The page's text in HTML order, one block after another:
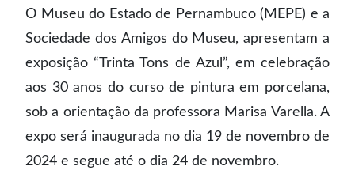
O Museu do Estado de Pernambuco (MEPE) e a
Sociedade dos Amigos do Museu, apresentam a
exposição “Trinta Tons de Azul”, em celebração
aos 30 anos do curso de pintura em porcelana,
sob a orientação da professora Marisa Varella. A
expo será inaugurada no dia 19 de novembro de
2024 e segue até o dia 24 de novembro.